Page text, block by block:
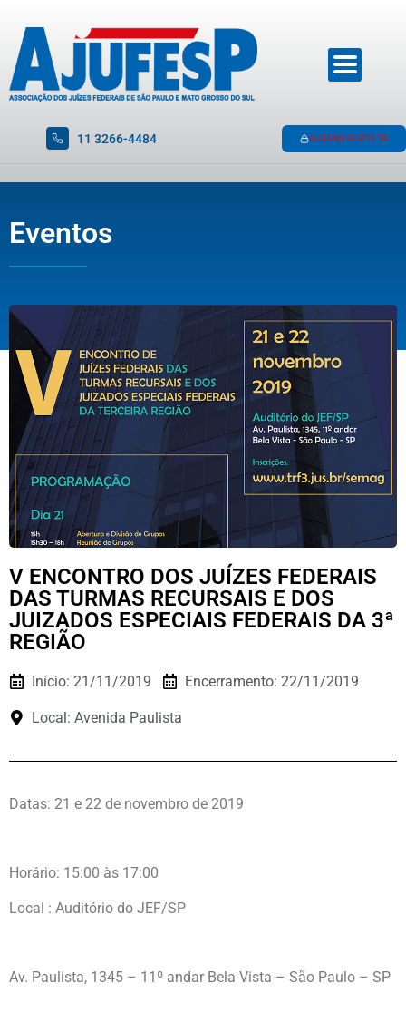
11 3266-4484 ACESSO RESTRITO
Eventos
V ENCONTRO DOS JUÍZES FEDERAIS
DAS TURMAS RECURSAIS E DOS
JUIZADOS ESPECIAIS FEDERAIS DA 3ª
REGIÃO
Início: 21/11/2019 Encerramento: 22/11/2019
Local: Avenida Paulista
Datas: 21 e 22 de novembro de 2019
Horário: 15:00 às 17:00
Local : Auditório do JEF/SP
Av. Paulista, 1345 – 11º andar Bela Vista – São Paulo – SP